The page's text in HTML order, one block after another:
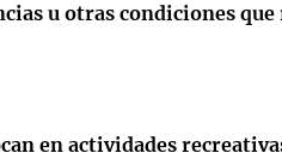
u otras condiciones
en actividades